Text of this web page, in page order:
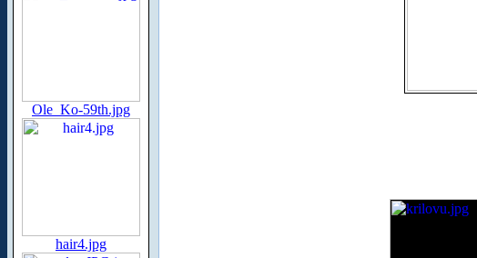
Ole_Ko-59th.jpg
hair4.jpg